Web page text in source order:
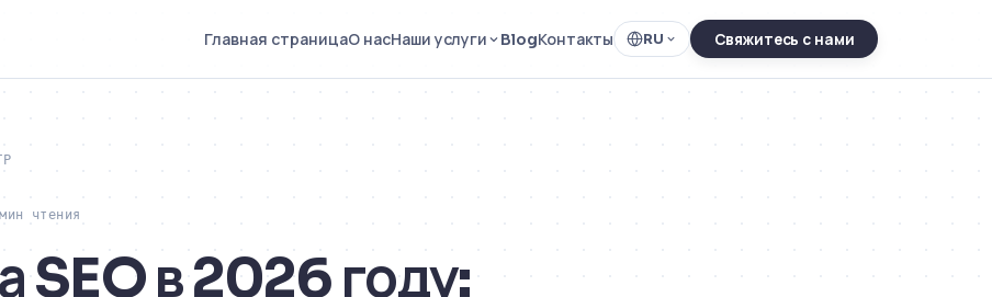
Главная страницаО насНаши услуги BlogКонтакты RU Свяжитесь с нами
чтения
SEO в 2026 году: